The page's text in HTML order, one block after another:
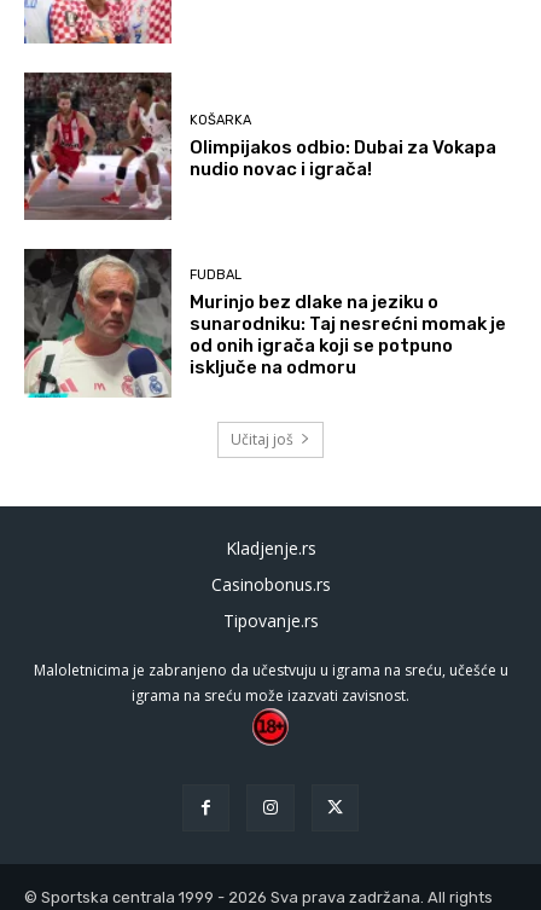
KOŠARKA
Olimpijakos odbio: Dubai za Vokapa
nudio novac i igrača!
FUDBAL
Murinjo bez dlake na jeziku o
sunarodniku: Taj nesrećni momak je
od onih igrača koji se potpuno
isključe na odmoru
Učitaj još
Kladjenje.rs
Casinobonus.rs
Tipovanje.rs
Maloletnicima je zabranjeno da učestvuju u igrama na sreću, učešće u
igrama na sreću može izazvati zavisnost.
© Sportska centrala 1999 - 2026 Sva prava zadržana. All rights